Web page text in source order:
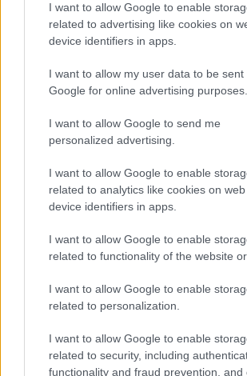
I want to allow Google to enable
related to advertising like cookies on
device identifiers in apps.
I want to allow my user data to be sent
Google for online advertising purposes.
I want to allow Google to send me
personalized advertising.
I want to allow Google to enable
related to analytics like cookies on
device identifiers in apps.
I want to allow Google to enable
related to functionality of the website or
I want to allow Google to enable
related to personalization.
I want to allow Google to enable
related to security, including
functionality and fraud prevention, and
Nem az üres, hanem
épület
Újragondolják
parkját
Történelmi táj,
mesél – megújul a